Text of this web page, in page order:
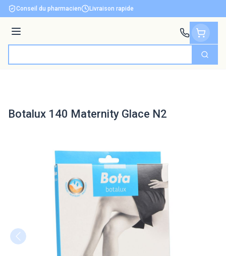
Aller au contenu
Conseil du pharmacien Livraison rapide
Menu
Botalux 140 Maternity Glace N2